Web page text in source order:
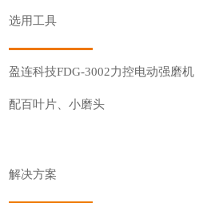
选用工具
盈连科技FDG-3002力控电动强磨机
配百叶片、小磨头
解决方案